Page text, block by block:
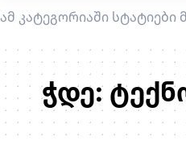
ამ კატეგორიაში სტატიები
ჭდე: